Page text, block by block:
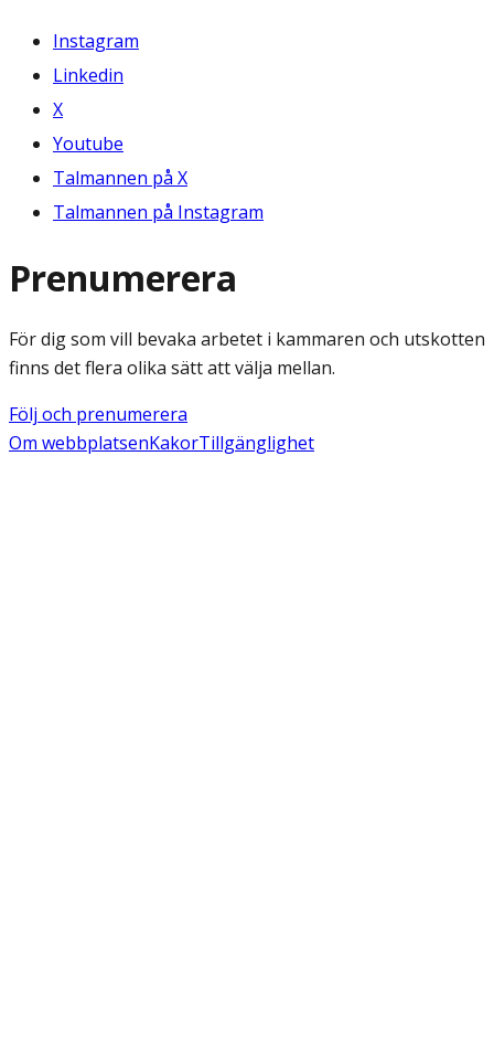
Instagram
Linkedin
X
Youtube
Talmannen på X
Talmannen på Instagram
Prenumerera
För dig som vill bevaka arbetet i kammaren och utskotten
finns det flera olika sätt att välja mellan.
Följ och prenumerera
Om webbplatsenKakorTillgänglighet